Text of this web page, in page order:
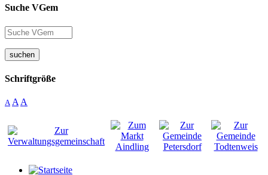
Suche VGem
suchen
Schriftgröße
A A A